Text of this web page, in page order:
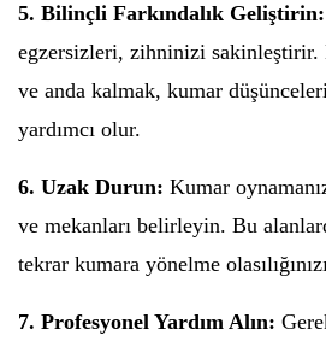
5. Bilinçli Farkındalık Geliştirin:
egzersizleri, zihninizi sakinleştirir.
ve anda kalmak, kumar
yardımcı olur.
6. Uzak Durun: Kumar
ve mekanları belirleyin. Bu
tekrar kumara yönelme
7. Profesyonel Yardım Alın: